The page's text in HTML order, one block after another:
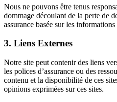
Nous ne pouvons être tenus
dommage découlant de la perte de
assurance basée sur les
3. Liens Externes
Notre site peut contenir des liens
les polices d’assurance ou des
contenu et la disponibilité de ces
opinions exprimées sur ces sites.